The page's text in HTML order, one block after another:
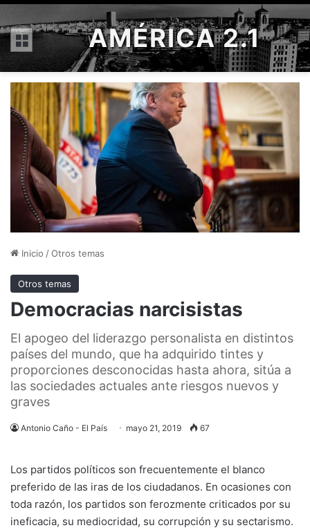
Menú AMÉRICA 2.1
Inicio /Otros temas
Otros temas
Democracias narcisistas
El apogeo del liderazgo personalista en distintos
países del mundo, que ha adquirido tintes y
proporciones desconocidas hasta ahora, sitúa a
las sociedades actuales ante riesgos nuevos y
graves
Antonio Caño - El País mayo 21, 2019 67
Los partidos políticos son frecuentemente el blanco
preferido de las iras de los ciudadanos. En ocasiones con
toda razón, los partidos son ferozmente criticados por su
ineficacia, su mediocridad, su corrupción y su sectarismo.